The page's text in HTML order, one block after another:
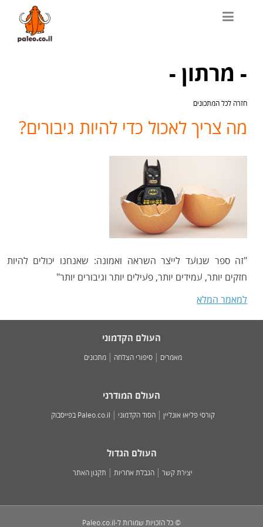
- מרתון -
חזרה לכל המתכונים
מה צריך לאכול כדי להיות גיבורים?
"זה ספר שנועד לייצר השראה ואמונה: שאנחנו יכולים להיות
חזקים יותר, עמידים יותר, פעילים יותר וגיבורים יותר"
למאמר המלא
העולם הקדמוני
מאמרים סיפורי הצלחה מתכונים
העולם המודרני
קורסי פליאו אונליין הסוד הקדמוני Paleo.co.il בפייסבוק
העולם הגדול
יצירת קשר הגבלת אחריות תקנון האתר
© כל הזכויות שמורות ל-Paleo.co.il